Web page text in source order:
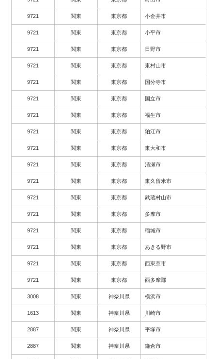
9721 関東 東京都 小金井市
9721 関東 東京都 小平市
9721 関東 東京都 日野市
9721 関東 東京都 東村山市
9721 関東 東京都 国分寺市
9721 関東 東京都 国立市
9721 関東 東京都 福生市
9721 関東 東京都 狛江市
9721 関東 東京都 東大和市
9721 関東 東京都 清瀬市
9721 関東 東京都 東久留米市
9721 関東 東京都 武蔵村山市
9721 関東 東京都 多摩市
9721 関東 東京都 稲城市
9721 関東 東京都 あきる野市
9721 関東 東京都 西東京市
9721 関東 東京都 西多摩郡
3008 関東 神奈川県 横浜市
1613 関東 神奈川県 川崎市
2887 関東 神奈川県 平塚市
2887 関東 神奈川県 鎌倉市